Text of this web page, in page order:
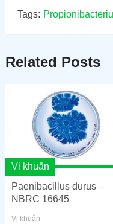
Tags:
Related Posts
Vi khuẩn
Paenibacillus durus –
NBRC 16645
Vi khuẩn